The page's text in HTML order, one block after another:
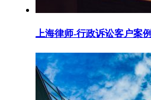
上海律师-行政诉讼客户案例